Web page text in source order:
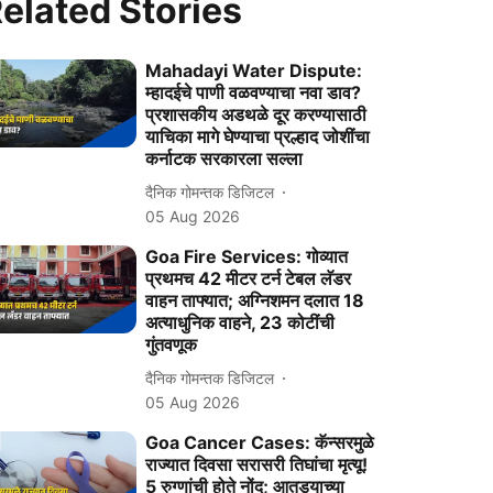
Stories
Mahadayi Water Dispute:
म्हादईचे पाणी वळवण्याचा नवा डाव?
प्रशासकीय अडथळे दूर करण्यासाठी
याचिका मागे घेण्याचा प्रल्हाद जोशींचा
कर्नाटक सरकारला सल्ला
दैनिक गोमन्तक डिजिटल
05 Aug 2026
Goa Fire Services: गोव्यात
प्रथमच 42 मीटर टर्न टेबल लॅडर
वाहन ताफ्यात; अग्निशमन दलात 18
अत्याधुनिक वाहने, 23 कोटींची
गुंतवणूक
दैनिक गोमन्तक डिजिटल
05 Aug 2026
Goa Cancer Cases: कॅन्‍सरमुळे
राज्‍यात दिवसा सरासरी तिघांचा मृत्‍यू!
5 रुग्‍णांची होते नोंद; आतड्याच्या